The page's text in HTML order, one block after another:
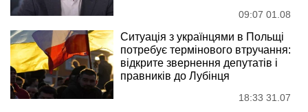
09:07 01.08
Ситуація з українцями в Польщі
потребує термінового втручання:
відкрите звернення депутатів і
правників до Лубінця
18:33 31.07